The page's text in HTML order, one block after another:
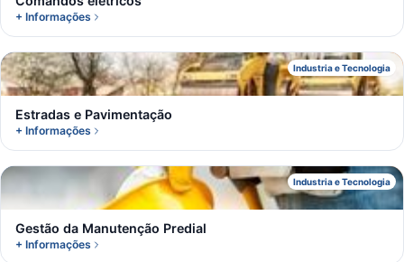
+ Informações
Industria e Tecnologia
E
Estradas e Pavimentação
+ Informações
Industria e Tecnologia
G
Gestão da Manutenção Predial
+ Informações